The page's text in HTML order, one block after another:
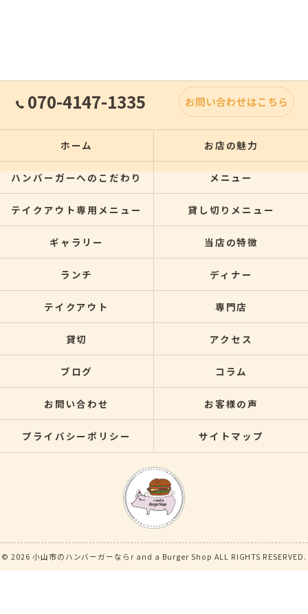
070-4147-1335 お問い合わせはこちら
ホーム お店の魅力
ハンバーガーへのこだわり メニュー
テイクアウト専用メニュー 貸し切りメニュー
ギャラリー 当店の特徴
ランチ ディナー
テイクアウト 専門店
貸切 アクセス
ブログ コラム
お問い合わせ お客様の声
プライバシーポリシー サイトマップ
© 2026 小山市のハンバーガーならr and a Burger Shop ALL RIGHTS RESERVED.